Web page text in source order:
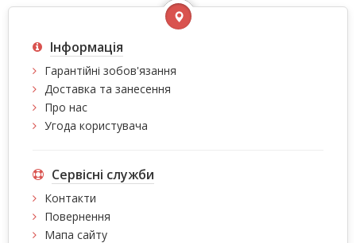
Інформація
Гарантійні зобов'язання
Доставка та занесення
Про нас
Угода користувача
Сервісні служби
Контакти
Повернення
Мапа сайту